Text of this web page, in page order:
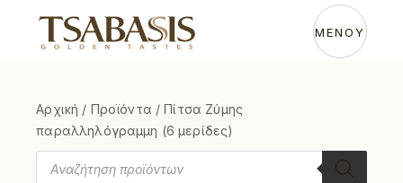
ΜΕΝΟΥ
Αρχική / Προϊόντα /Πίτσα Ζύμης
παραλληλόγραμμη (6 μερίδες)